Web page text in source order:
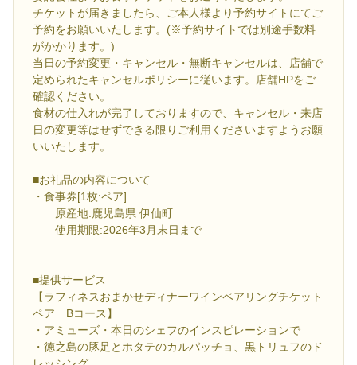
チケットが届きましたら、ご本人様より予約サイトにてご
予約をお願いいたします。(※予約サイトでは別途手数料
がかかります。)
当日の予約変更・キャンセル・無断キャンセルは、店舗で
定められたキャンセルポリシーに従います。店舗HPをご
確認ください。
食材の仕入れが完了しておりますので、キャンセル・来店
日の変更等はせずできる限りご利用くださいますようお願
いいたします。
■お礼品の内容について
・食事券[1枚:ペア]
原産地:鹿児島県 伊仙町
使用期限:2026年3月末日まで
■提供サービス
【ラフィネスおまかせディナーワインペアリングチケット
ペア Bコース】
・アミューズ・本日のシェフのインスピレーションで
・徳之島の豚足とホタテのカルパッチョ、黒トリュフのド